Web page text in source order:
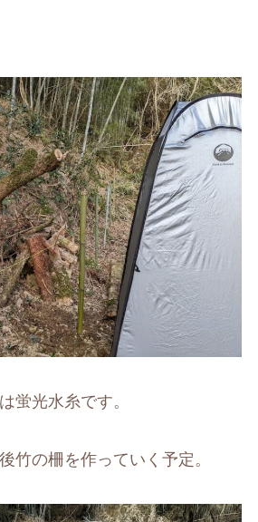
蛍光水糸です。
竹の柵を作っていく予定。